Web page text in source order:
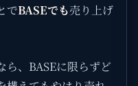
でBASEでも売り上げ
ら、BASEに限らずど